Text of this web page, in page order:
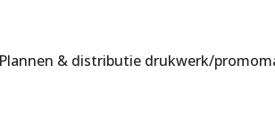
Plannen & distributie drukwerk/